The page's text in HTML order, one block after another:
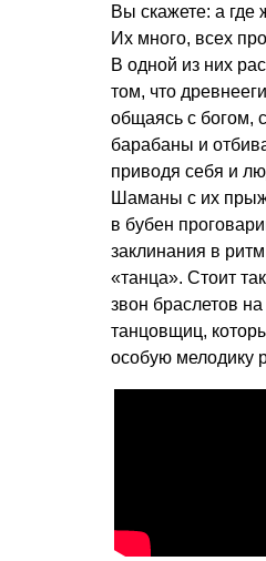
Вы скажете: а где
Их много, всех
В одной из них
том, что
общаясь с богом,
барабаны и
приводя себя и
Шаманы с их
в бубен
заклинания в
«танца». Стоит
звон браслетов
танцовщиц,
особую мелодику